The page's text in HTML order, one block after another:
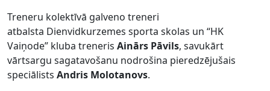
Treneru kolektīvā galveno treneri
atbalsta Dienvidkurzemes sporta skolas un “HK
Vaiņode” kluba treneris Ainārs Pāvils, savukārt
vārtsargu sagatavošanu nodrošina pieredzējušais
speciālists Andris Molotanovs.